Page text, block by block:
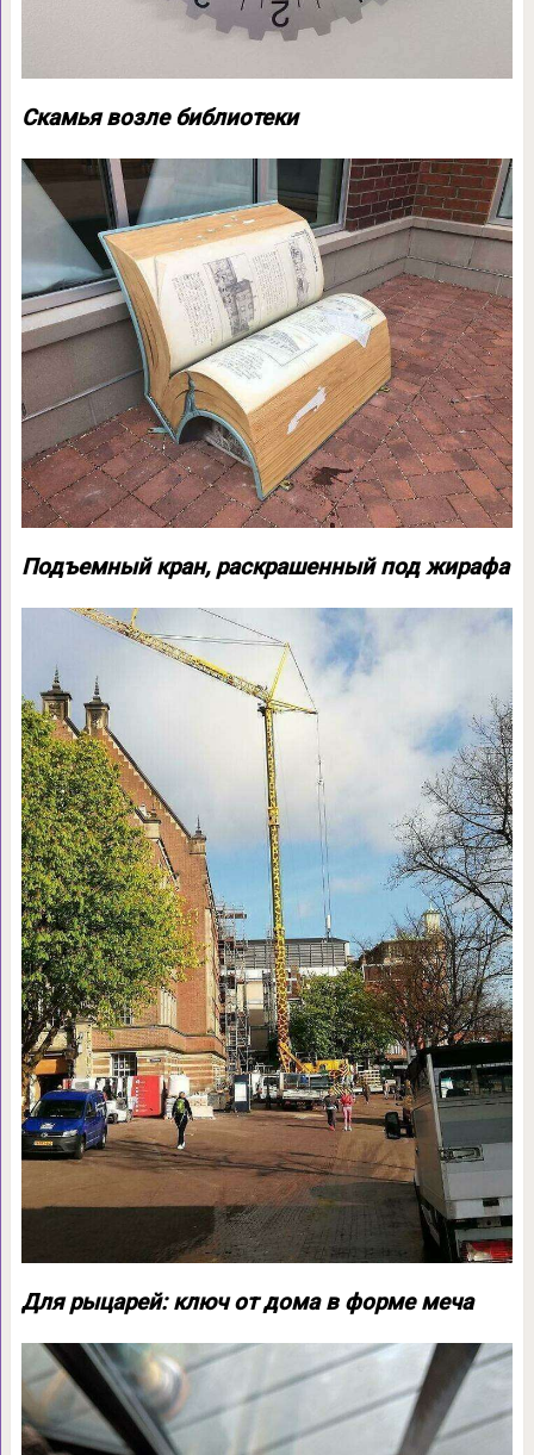
Скамья возле библиотеки
Подъемный кран, раскрашенный под жирафа
Для рыцарей: ключ от дома в форме меча